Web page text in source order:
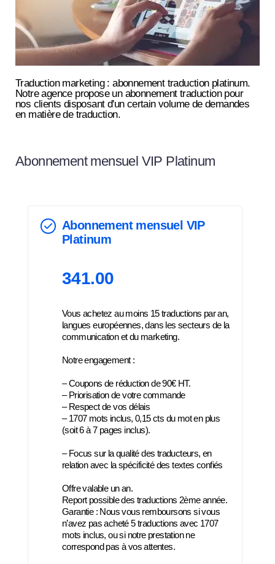
Traduction marketing : abonnement traduction platinum.
Notre agence propose un abonnement traduction pour
nos clients disposant d'un certain volume de demandes
en matière de traduction.
Abonnement mensuel VIP Platinum
Abonnement mensuel VIP
Platinum
341.00
Vous achetez au moins 15 traductions par an,
langues européennes, dans les secteurs de la
communication et du marketing.
Notre engagement :
– Coupons de réduction de 90€ HT.
– Priorisation de votre commande
– Respect de vos délais
– 1707 mots inclus, 0,15 cts du mot en plus
(soit 6 à 7 pages inclus).
– Focus sur la qualité des traducteurs, en
relation avec la spécificité des textes confiés
Offre valable un an.
Report possible des traductions 2ème année.
Garantie : Nous vous remboursons si vous
n’avez pas acheté 5 traductions avec 1707
mots inclus, ou si notre prestation ne
correspond pas à vos attentes.